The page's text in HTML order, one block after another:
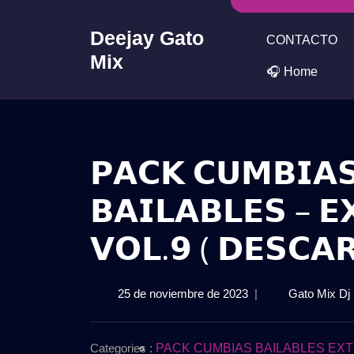
Deejay Gato
Mix
CONTACTO
🎧 Home
𝗣𝗔𝗖𝗞
𝗕𝗔𝗜𝗟𝗔𝗕𝗟𝗘𝗦 –
𝗩𝗢𝗟.𝟵 (
25 de noviembre de 202325
de
| Gato Mix Dj
Categories : PACK CUMBIAS BAILABLES